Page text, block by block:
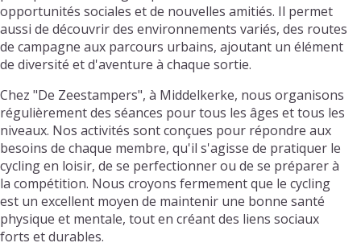
opportunités sociales et de nouvelles amitiés. Il permet
aussi de découvrir des environnements variés, des routes
de campagne aux parcours urbains, ajoutant un élément
de diversité et d'aventure à chaque sortie.
Chez "De Zeestampers", à Middelkerke, nous organisons
régulièrement des séances pour tous les âges et tous les
niveaux. Nos activités sont conçues pour répondre aux
besoins de chaque membre, qu'il s'agisse de pratiquer le
cycling en loisir, de se perfectionner ou de se préparer à
la compétition. Nous croyons fermement que le cycling
est un excellent moyen de maintenir une bonne santé
physique et mentale, tout en créant des liens sociaux
forts et durables.